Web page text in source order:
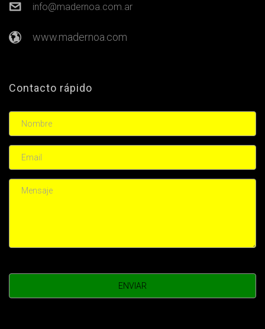
info@madernoa.com.ar
www.madernoa.com
Contacto rápido